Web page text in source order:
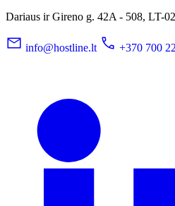
Dariaus ir Gireno g. 42A - 508, LT-
info@hostline.lt
+370 700